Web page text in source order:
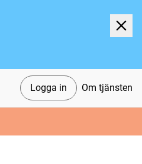
Logga in Om tjänsten